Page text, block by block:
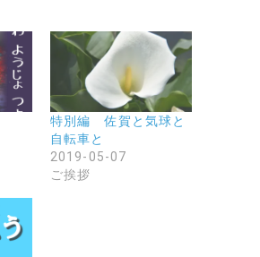
特別編 佐賀と気球と
自転車と
2019-05-07
ご挨拶